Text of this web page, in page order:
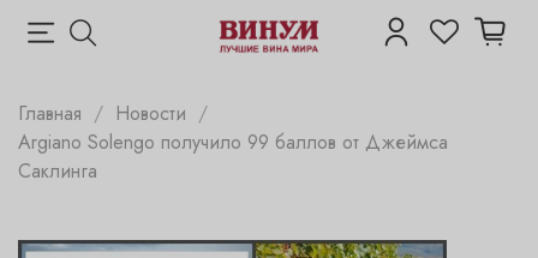
Главная
Новости
Argiano Solengo получило 99 баллов от Джеймса
Саклинга